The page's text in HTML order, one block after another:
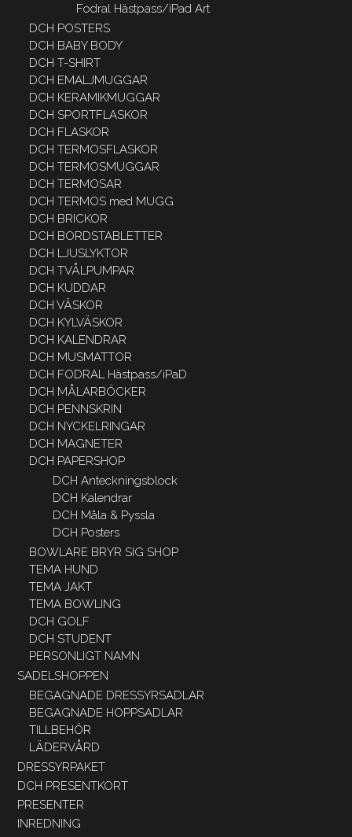
Fodral Hästpass/iPad Art
DCH POSTERS
DCH BABY BODY
DCH T-SHIRT
DCH EMALJMUGGAR
DCH KERAMIKMUGGAR
DCH SPORTFLASKOR
DCH FLASKOR
DCH TERMOSFLASKOR
DCH TERMOSMUGGAR
DCH TERMOSAR
DCH TERMOS med MUGG
DCH BRICKOR
DCH BORDSTABLETTER
DCH LJUSLYKTOR
DCH TVÅLPUMPAR
DCH KUDDAR
DCH VÄSKOR
DCH KYLVÄSKOR
DCH KALENDRAR
DCH MUSMATTOR
DCH FODRAL Hästpass/iPaD
DCH MÅLARBÖCKER
DCH PENNSKRIN
DCH NYCKELRINGAR
DCH MAGNETER
DCH PAPERSHOP
DCH Anteckningsblock
DCH Kalendrar
DCH Måla & Pyssla
DCH Posters
BOWLARE BRYR SIG SHOP
TEMA HUND
TEMA JAKT
TEMA BOWLING
DCH GOLF
DCH STUDENT
PERSONLIGT NAMN
SADELSHOPPEN
BEGAGNADE DRESSYRSADLAR
BEGAGNADE HOPPSADLAR
TILLBEHÖR
LÄDERVÅRD
DRESSYRPAKET
DCH PRESENTKORT
PRESENTER
INREDNING